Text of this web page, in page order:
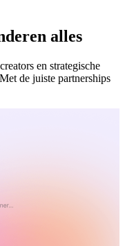
alles
en strategische
de juiste partnerships